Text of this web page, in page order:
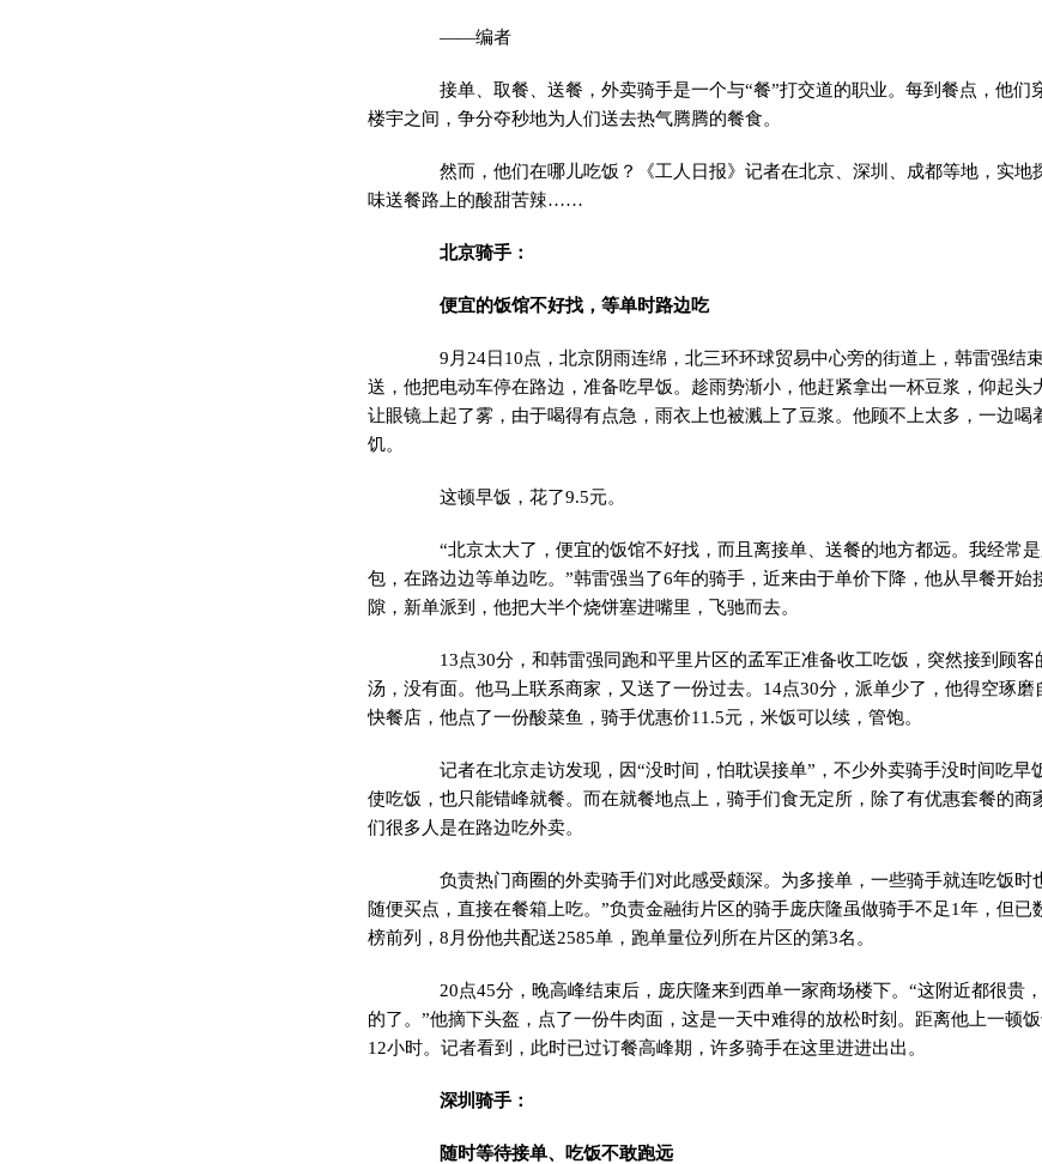
——编者
接单、取餐、送餐，外卖骑手是一个与“餐”打交道的职业。每到餐点，他们
楼宇之间，争分夺秒地为人们送去热气腾腾的餐食。
然而，他们在哪儿吃饭？《工人日报》记者在北京、深圳、成都等地，实地
味送餐路上的酸甜苦辣……
北京骑手：
便宜的饭馆不好找，等单时路边吃
9月24日10点，北京阴雨连绵，北三环环球贸易中心旁的街道上，韩雷强结
送，他把电动车停在路边，准备吃早饭。趁雨势渐小，他赶紧拿出一杯豆浆，仰起头
让眼镜上起了雾，由于喝得有点急，雨衣上也被溅上了豆浆。他顾不上太多，一边喝
饥。
这顿早饭，花了9.5元。
“北京太大了，便宜的饭馆不好找，而且离接单、送餐的地方都远。我经常
包，在路边边等单边吃。”韩雷强当了6年的骑手，近来由于单价下降，他从早餐开始
隙，新单派到，他把大半个烧饼塞进嘴里，飞驰而去。
13点30分，和韩雷强同跑和平里片区的孟军正准备收工吃饭，突然接到顾客
汤，没有面。他马上联系商家，又送了一份过去。14点30分，派单少了，他得空琢
快餐店，他点了一份酸菜鱼，骑手优惠价11.5元，米饭可以续，管饱。
记者在北京走访发现，因“没时间，怕耽误接单”，不少外卖骑手没时间吃早
使吃饭，也只能错峰就餐。而在就餐地点上，骑手们食无定所，除了有优惠套餐的商
们很多人是在路边吃外卖。
负责热门商圈的外卖骑手们对此感受颇深。为多接单，一些骑手就连吃饭时
随便买点，直接在餐箱上吃。”负责金融街片区的骑手庞庆隆虽做骑手不足1年，但已
榜前列，8月份他共配送2585单，跑单量位列所在片区的第3名。
20点45分，晚高峰结束后，庞庆隆来到西单一家商场楼下。“这附近都很贵
的了。”他摘下头盔，点了一份牛肉面，这是一天中难得的放松时刻。距离他上一顿
12小时。记者看到，此时已过订餐高峰期，许多骑手在这里进进出出。
深圳骑手：
随时等待接单、吃饭不敢跑远